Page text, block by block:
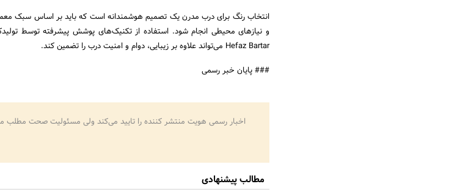
انتخاب رنگ برای درب مدرن یک تصمیم هوشمندانه است که باید بر اساس سبک
Hefaz Bartar می‌تواند علاوه بر زیبایی، دوام و امنیت درب را تضمین کند.
### پایان خبر رسمی
اخبار رسمی هویت منتشر کننده را تایید می‌کند ولی مسئولیت صحت مطلب
مطالب پیشنهادی